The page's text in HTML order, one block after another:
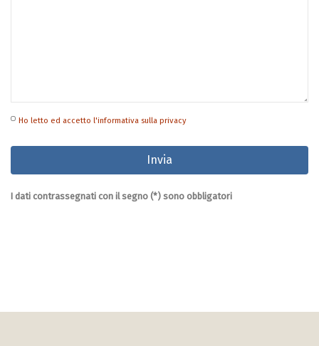
Ho letto ed accetto l'informativa sulla privacy
I dati contrassegnati con il segno (*) sono obbligatori